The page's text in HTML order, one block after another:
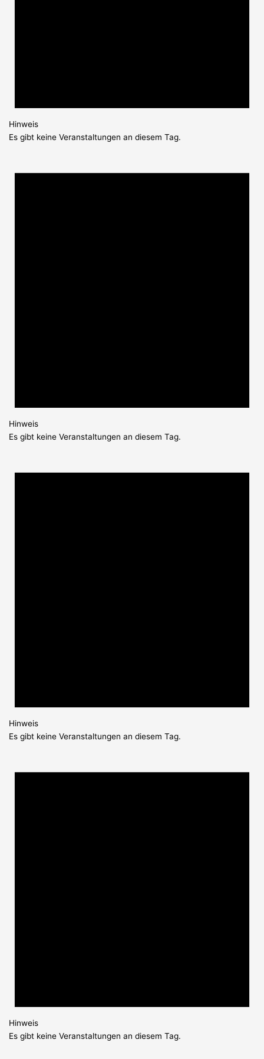
Hinweis
Es gibt keine Veranstaltungen an diesem Tag.
Hinweis
Es gibt keine Veranstaltungen an diesem Tag.
Hinweis
Es gibt keine Veranstaltungen an diesem Tag.
Hinweis
Es gibt keine Veranstaltungen an diesem Tag.